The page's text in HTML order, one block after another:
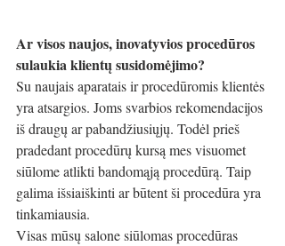
Ar visos naujos, inovatyvios procedūros
sulaukia klientų susidomėjimo?
Su naujais aparatais ir procedūromis klientės
yra atsargios. Joms svarbios rekomendacijos
iš draugų ar pabandžiusiųjų. Todėl prieš
pradedant procedūrų kursą mes visuomet
siūlome atlikti bandomąją procedūrą. Taip
galima išsiaiškinti ar būtent ši procedūra yra
tinkamiausia.
Visas mūsų salone siūlomas procedūras